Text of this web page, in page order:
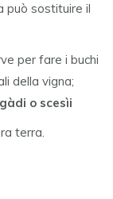
può sostituire il
per fare i buchi
della vigna;
o scesìi
terra.